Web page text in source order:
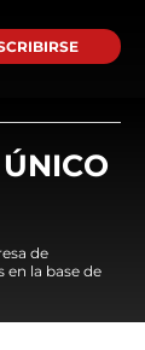
de
la base de